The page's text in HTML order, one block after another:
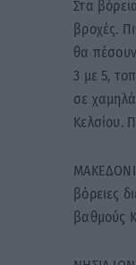
Στα
βροχές.
θα
3 με 5,
σε
Κελσίου.
βόρειες
βαθμούς